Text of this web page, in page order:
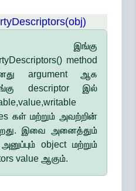
இங்கு
method
argument ஆக
descriptor இல்
கள் மற்றும் அவற்றின்
இவை அனைத்தும்
object மற்றும்
value ஆகும்.